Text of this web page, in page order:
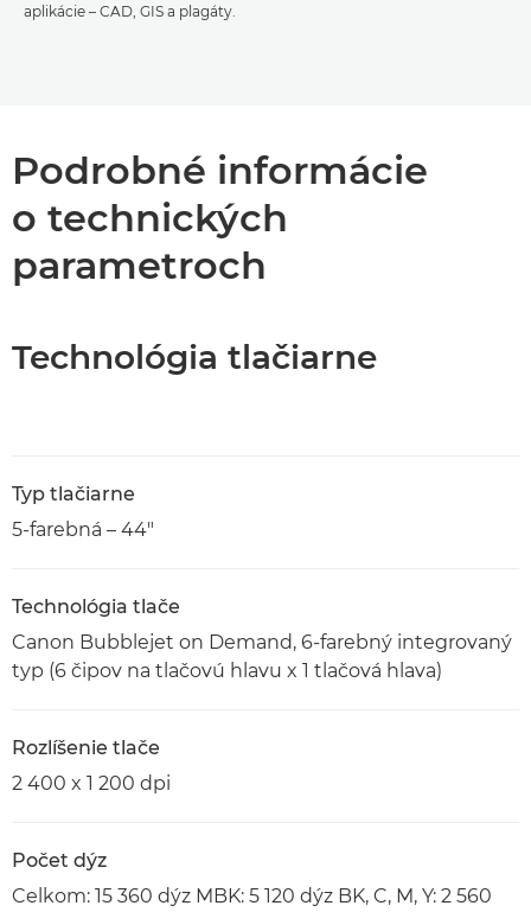
aplikácie – CAD, GIS a plagáty.
Podrobné informácie
o technických
parametroch
Technológia tlačiarne
Typ tlačiarne
5-farebná – 44"
Technológia tlače
Canon Bubblejet on Demand, 6-farebný integrovaný
typ (6 čipov na tlačovú hlavu x 1 tlačová hlava)
Rozlíšenie tlače
2 400 x 1 200 dpi
Počet dýz
Celkom: 15 360 dýz MBK: 5 120 dýz BK, C, M, Y: 2 560